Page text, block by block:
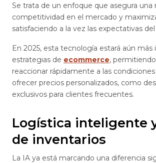
Se trata de un enfoque que asegura una
competitividad en el mercado y
satisfaciendo a la vez las expectativas
En 2025, esta tecnología estará aún más
estrategias de ecommerce,
reaccionar rápidamente a las
ofrecer precios personalizados, como
exclusivos para clientes frecuentes.
Logística inteligente
de inventarios
La IA ya está marcando una diferencia